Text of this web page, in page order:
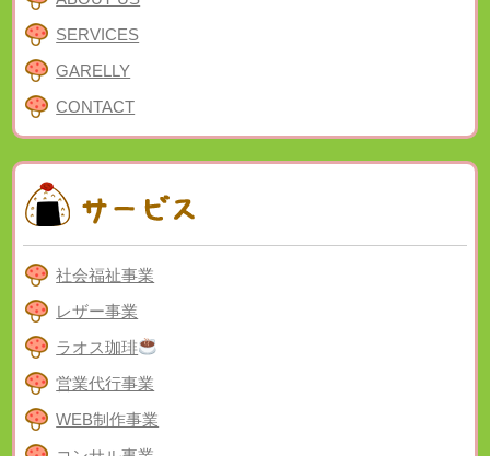
SERVICES
GARELLY
CONTACT
社会福祉事業
レザー事業
ラオス珈琲
営業代行事業
WEB制作事業